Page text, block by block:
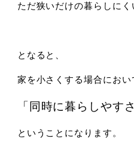
ただ狭いだけの暮らしにく
となると、
家を小さくする場合におい
「同時に暮らしやす
ということになります。